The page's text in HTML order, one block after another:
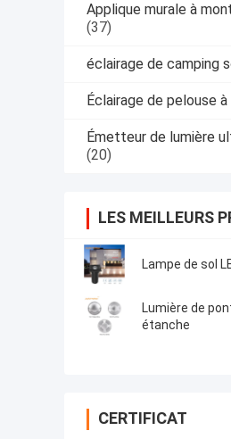
Applique murale à
(37)
éclairage de camping
Éclairage de pelouse à
Émetteur de lumière
(20)
LES MEILLEURS
Lampe de sol
Lumière de
étanche
CERTIFICAT